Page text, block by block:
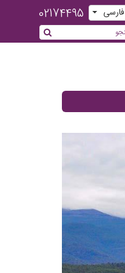
فارسی 02174495